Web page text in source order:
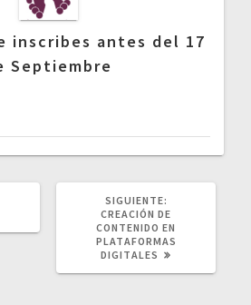
inscribes antes del 17
Septiembre
SIGUIENTE:
POST:
CREACIÓN DE
CONTENIDO EN
PLATAFORMAS
DIGITALES